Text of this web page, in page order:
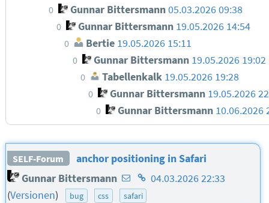
0 Gunnar Bittersmann05.03.2026 09:38
0 Gunnar Bittersmann 19.05.2026 14:54
0 Bertie 19.05.2026 15:11
0 Gunnar Bittersmann 19.05.2026 19:02
0 Tabellenkalk 19.05.2026 19:28
0 Gunnar Bittersmann 19.05.2026
0 Gunnar Bittersmann 10.06.2026
SELF-Forum
anchor positioning in Safari
Gunnar Bittersmann E-
Mail-
Homepage
des
04.03.2026 22:33
(Versionen) bug css safari